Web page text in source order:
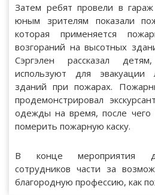
Затем ребят провели в
юным зрителям показали
которая применяется
возгораний на высотных
Сэргэлен рассказал
используют для
зданий при пожарах.
продемонстрировал
одежды на время, после
померить пожарную каску.
В конце мероприятия
сотрудников части за
благородную профессию, как